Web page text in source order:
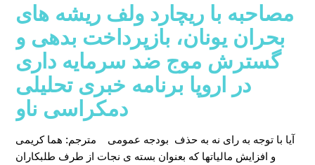
مصاحبه با ریچارد ولف ریشه های
بحران یونان، بازپرداخت بدهی و
گسترش موج ضد سرمایه داری
در اروپا برنامه خبری تحلیلی
دمکراسی ناو
مترجم: هما کریمی
آیا با توجه به رای نه به حذف بودجه عمومی
و افزایش مالیاتها که بعنوان بسته ی نجات از طرف طلبکاران